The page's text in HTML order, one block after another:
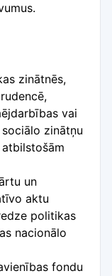
zinātnēs,
vai
zinātņu
un
aktu
politikas
nacionālo
fondu